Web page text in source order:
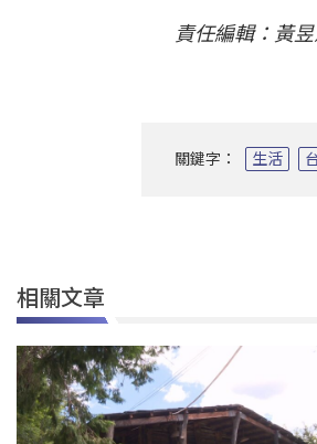
責任編輯：黃
關鍵字： 生活
相關文章